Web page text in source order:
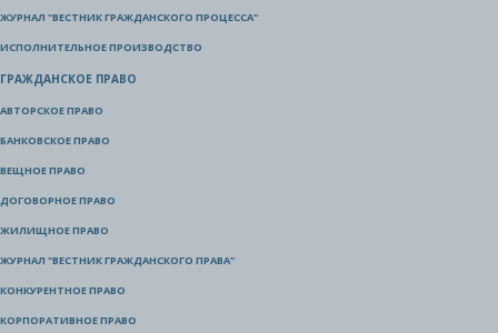
ЖУРНАЛ "ВЕСТНИК ГРАЖДАНСКОГО ПРОЦЕССА"
ИСПОЛНИТЕЛЬНОЕ ПРОИЗВОДСТВО
ГРАЖДАНСКОЕ ПРАВО
АВТОРСКОЕ ПРАВО
БАНКОВСКОЕ ПРАВО
ВЕЩНОЕ ПРАВО
ДОГОВОРНОЕ ПРАВО
ЖИЛИЩНОЕ ПРАВО
ЖУРНАЛ "ВЕСТНИК ГРАЖДАНСКОГО ПРАВА"
КОНКУРЕНТНОЕ ПРАВО
КОРПОРАТИВНОЕ ПРАВО